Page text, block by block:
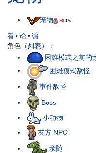
宠物
看•论•编
角色 （列表）
：
困难模式之前的
困难模式敌怪
事件敌怪
Boss
小动物
友方 NPC
亲随